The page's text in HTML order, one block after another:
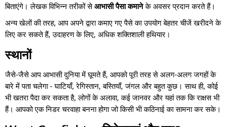
बिताएंगे। लेखक विभिन्न तरीकों सेआभासी पैसा कमानेके अवसर प्रदान करते हैं।
अन्य खेलों की तरह, आप अपने द्वारा कमाए गए पैसे का उपयोग बेहतर चीजें खरीदने के
लिए कर सकते हैं, उदाहरण के लिए, अधिक शक्तिशाली हथियार।
स्थानों
जैसे-जैसे आप आभासी दुनिया में घूमते हैं, आपको पूरी तरह से अलग-अलग जगहों के
बारे में पता चलेगा - घाटियाँ, रेगिस्तान, बस्तियाँ, जंगल और बहुत कुछ। साथ ही, कोई
भी खतरा पैदा कर सकता है, लोगों के अलावा, कई जानवर और यहां तक कि राक्षस भी
हैं। आपको एक निडर चरवाहा बनना होगा जो किसी भी कठिनाई का सामना कर सके।